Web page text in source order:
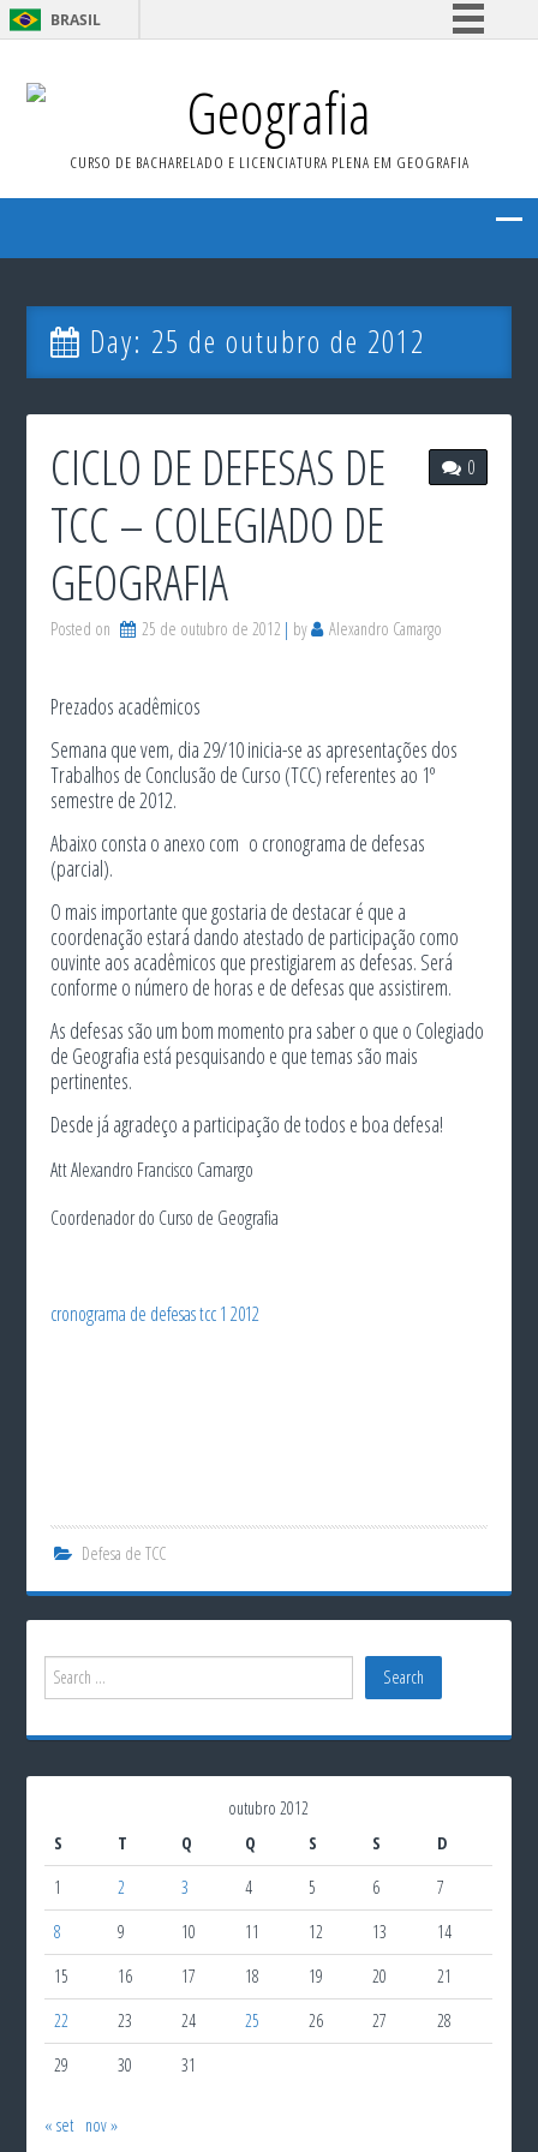
BRASIL
Comunica BR
Participe
Acesso à informação
Geografia
CURSO DE BACHARELADO E LICENCIATURA PLENA EM GEOGRAFIA
Day: 25 de outubro de 2012
0
CICLO DE DEFESAS DE
TCC – COLEGIADO DE
GEOGRAFIA
Posted on 25 de outubro de 2012 by Alexandro Camargo
Prezados acadêmicos
Semana que vem, dia 29/10 inicia-se as apresentações dos
Trabalhos de Conclusão de Curso (TCC) referentes ao 1º
semestre de 2012.
Abaixo consta o anexo com o cronograma de defesas
(parcial).
O mais importante que gostaria de destacar é que a
coordenação estará dando atestado de participação como
ouvinte aos acadêmicos que prestigiarem as defesas. Será
conforme o número de horas e de defesas que assistirem.
As defesas são um bom momento pra saber o que o Colegiado
de Geografia está pesquisando e que temas são mais
pertinentes.
Desde já agradeço a participação de todos e boa defesa!
Att Alexandro Francisco Camargo
Coordenador do Curso de Geografia
cronograma de defesas tcc 1 2012
Defesa de TCC
outubro 2012
S
T Q Q S S
D
1
2 3 4 5 6
7
8
9 10 11 12 13
14
15
16 17 18 19 20
21
22
23 24 25 26 27
28
29
30 31
« set nov »